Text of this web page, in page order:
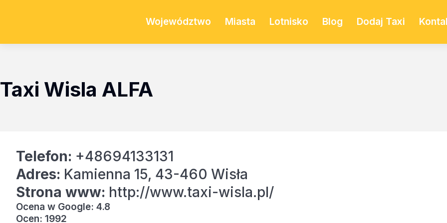
Województwo Miasta Lotnisko Blog Dodaj Taxi
Taxi Wisla ALFA
Telefon: +48694133131
Adres: Kamienna 15, 43-460 Wisła
Strona www: http://www.taxi-wisla.pl/
Ocena w Google: 4.8
Ocen: 1992